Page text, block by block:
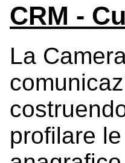
CRM -
La
profilare